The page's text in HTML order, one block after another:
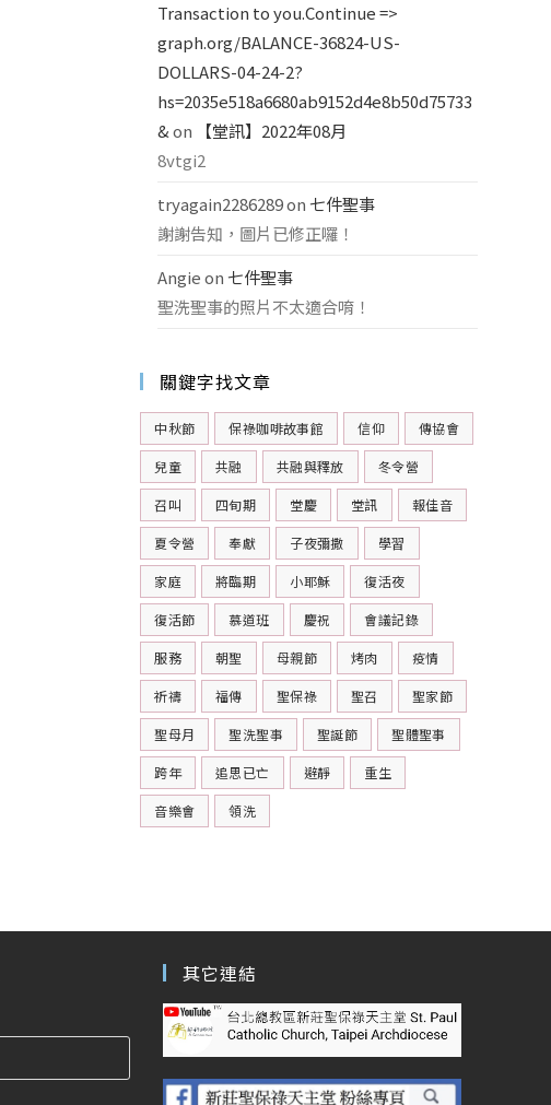
Transaction to you.Continue =>
graph.org/BALANCE-36824-US-
DOLLARS-04-24-2?
hs=2035e518a6680ab9152d4e8b50d75733
&on
【堂訊】2022年08月
8vtgi2
tryagain2286289on七件聖事
謝謝告知，圖片已修正囉！
Angieon七件聖事
聖洗聖事的照片不太適合唷！
關鍵字找文章
中秋節 保祿咖啡故事館 信仰 傳協會
兒童 共融 共融與釋放 冬令營
召叫 四旬期 堂慶 堂訊 報佳音
夏令營 奉獻 子夜彌撒 學習
家庭 將臨期 小耶穌 復活夜
復活節 慕道班 慶祝 會議記錄
服務 朝聖 母親節 烤肉 疫情
祈禱 福傳 聖保祿 聖召 聖家節
聖母月 聖洗聖事 聖誕節 聖體聖事
跨年 追思已亡 避靜 重生
音樂會 領洗
其它連結